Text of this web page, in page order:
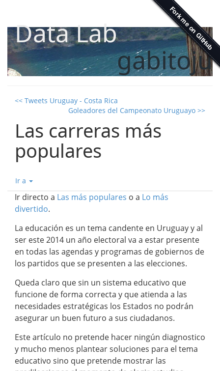
Data Lab
gabitoju
<< Tweets Uruguay - Costa Rica
Goleadores del Campeonato Uruguayo >>
Las carreras más
populares
Ir a
Ir directo a Las más populares o a Lo más
divertido.
La educación es un tema candente en Uruguay y al
ser este 2014 un año electoral va a estar presente
en todas las agendas y programas de gobiernos de
los partidos que se presenten a las elecciones.
Queda claro que sin un sistema educativo que
funcione de forma correcta y que atienda a las
necesidades estratégicas los Estados no podrán
asegurar un buen futuro a sus ciudadanos.
Este artículo no pretende hacer ningún diagnostico
y mucho menos plantear soluciones para el tema
educativo sino que pretende mostrar las